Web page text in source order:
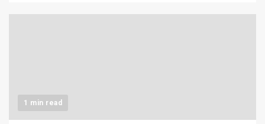
1 min read